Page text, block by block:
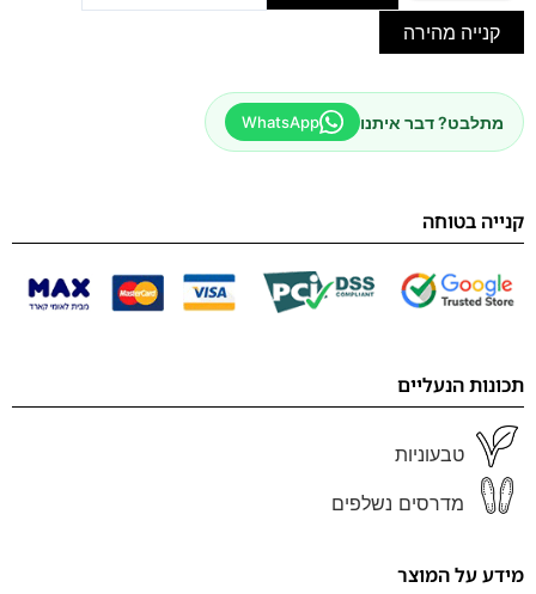
קנייה מהירה
מתלבט? דבר איתנו WhatsApp
קנייה בטוחה
תכונות הנעליים
טבעוניות
מדרסים נשלפים
מידע על המוצר